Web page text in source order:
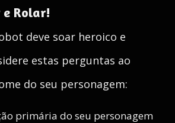
Rolar!
deve soar heroico e
estas perguntas ao
do seu personagem:
primária do seu personagem